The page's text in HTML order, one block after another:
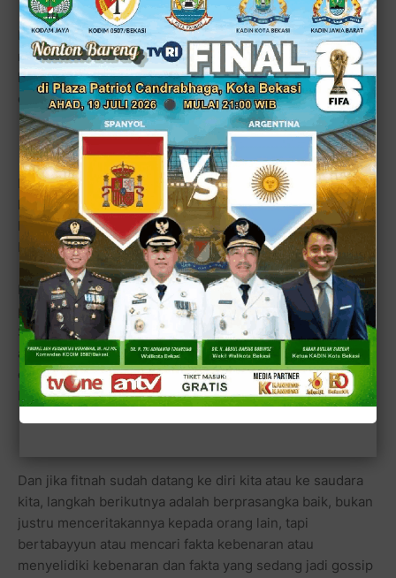
Karena saya tahu, bahwa setan itu adalah musuh yang
nyata. Jadi tak akan suka jika kita manusia mempunyai
kedamaian dari setiap kehidupan kita sehari-hari, baik
dalam berkomunikasi maupun dalam hal lainnya.
Lalu mengapa kita sering jadi korban fitnah? Bisa jadi
karena Allah sedang menguji kita, atau karena perbuatan
kita sendiri yang lebih suka mendengarkan GOSSIP dan
berghibah.
Karena di dalam ghibah dan gossip itu kadang ada
peluang setan untuk menyebarkan kebencian dan fitnah.
Sedangkan kita sudah diingatkan berkali-kali, untuk
apalah kita bersilaturrahim jika kita habiskan waktu kita
dengan maksiyat ghibah dan gossip, yang nantinya akan
berakhir dengan fitnah.
Dan jika fitnah sudah datang ke diri kita atau ke saudara
kita, langkah berikutnya adalah berprasangka baik, bukan
justru menceritakannya kepada orang lain, tapi
bertabayyun atau mencari fakta kebenaran atau
menyelidiki kebenaran dan fakta yang sedang jadi gossip